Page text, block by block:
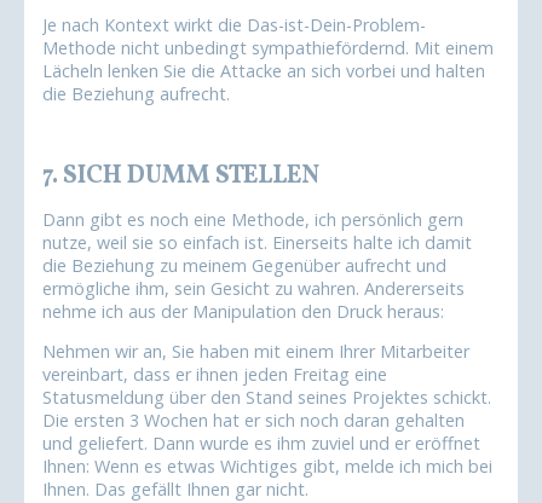
Je nach Kontext wirkt die Das-ist-Dein-Problem-
Methode nicht unbedingt sympathiefördernd. Mit einem
Lächeln lenken Sie die Attacke an sich vorbei und halten
die Beziehung aufrecht.
7. SICH DUMM STELLEN
Dann gibt es noch eine Methode, ich persönlich gern
nutze, weil sie so einfach ist. Einerseits halte ich damit
die Beziehung zu meinem Gegenüber aufrecht und
ermögliche ihm, sein Gesicht zu wahren. Andererseits
nehme ich aus der Manipulation den Druck heraus:
Nehmen wir an, Sie haben mit einem Ihrer Mitarbeiter
vereinbart, dass er ihnen jeden Freitag eine
Statusmeldung über den Stand seines Projektes schickt.
Die ersten 3 Wochen hat er sich noch daran gehalten
und geliefert. Dann wurde es ihm zuviel und er eröffnet
Ihnen: Wenn es etwas Wichtiges gibt, melde ich mich bei
Ihnen. Das gefällt Ihnen gar nicht.